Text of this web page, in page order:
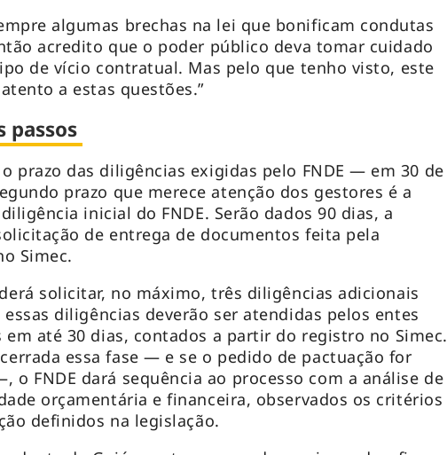
algumas brechas na lei que bonificam condutas
acredito que o poder público deva tomar cuidado
de vício contratual. Mas pelo que tenho visto, este
a estas questões.”
passos
prazo das diligências exigidas pelo FNDE — em 30 de
prazo que merece atenção dos gestores é a
inicial do FNDE. Serão dados 90 dias, a
de entrega de documentos feita pela
Simec.
solicitar, no máximo, três diligências adicionais
diligências deverão ser atendidas pelos entes
em até 30 dias, contados a partir do registro no Simec.
essa fase — e se o pedido de pactuação for
o FNDE dará sequência ao processo com a análise de
orçamentária e financeira, observados os critérios
definidos na legislação.